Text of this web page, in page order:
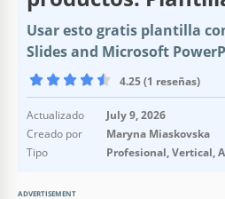
Usar esto gratis plantilla
Slides and Microsoft
4.25 (1 reseñas)
Actualizado
July 9, 2026
Creado por
Maryna Miaskovska
Tipo
Profesional, Vertical,
ADVERTISEMENT